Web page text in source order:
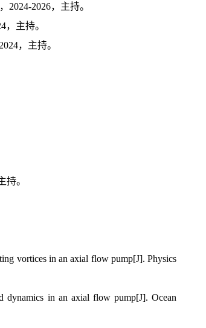
2026，主持。
主持。
，主持。
持。
vortices in an axial flow pump[J]. Physics
dynamics in an axial flow pump[J]. Ocean